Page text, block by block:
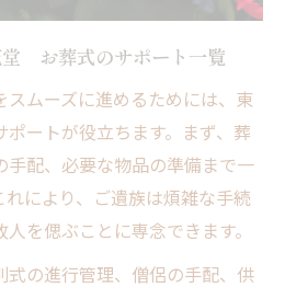
のサポート内容早見表
心できる相談体制
ッフによる心配り
選ばれる理由とは
も任せられる安心感
葬儀負担のコツと注意点
費補助金条件一覧
お葬式のサポート一覧
ムーズに進めるためには、東
ートが役立ちます。まず、葬
手配、必要な物品の準備まで一
により、ご遺族は煩雑な手続
を偲ぶことに専念できます。
式の進行管理、僧侶の手配、供